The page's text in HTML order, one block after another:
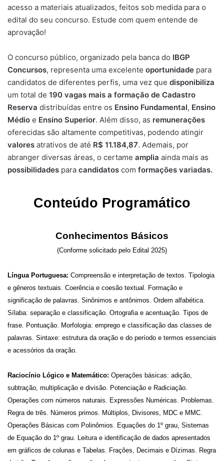
acesso a materiais atualizados, feitos sob medida para o
edital do seu concurso. Estude com quem entende de
aprovação!
O concurso público, organizado pela banca do IBGP
Concursos, representa uma excelente oportunidade para
candidatos de diferentes perfis, uma vez que disponibiliza
um total de 190 vagas mais a formação de Cadastro
Reserva distribuídas entre os Ensino Fundamental, Ensino
Médio e Ensino Superior. Além disso, as remunerações
oferecidas são altamente competitivas, podendo atingir
valores atrativos de até R$ 11.184,87. Ademais, por
abranger diversas áreas, o certame amplia ainda mais as
possibilidades para candidatos com formações variadas.
Conteúdo Programático
Conhecimentos Básicos
(Conforme solicitado pelo Edital 2025)
Língua Portuguesa: Compreensão e interpretação de textos. Tipologia
e gêneros textuais. Coerência e coesão textual. Formação e
significação de palavras. Sinônimos e antônimos. Ordem alfabética.
Sílaba: separação e classificação. Ortografia e acentuação. Tipos de
frase. Pontuação. Morfologia: emprego e classificação das classes de
palavras. Sintaxe: estrutura da oração e do período e termos essenciais
e acessórios da oração.
Raciocínio Lógico e Matemático: Operações básicas: adição,
subtração, multiplicação e divisão. Potenciação e Radiciação.
Operações com números naturais. Expressões Numéricas. Problemas.
Regra de três. Números primos. Múltiplos, Divisores, MDC e MMC.
Operações Básicas com Polinômios. Equações do 1º grau, Sistemas
de Equação do 1º grau. Leitura e identificação de dados apresentados
em gráficos de colunas e Tabelas. Frações, Decimais e Dízimas. Regra